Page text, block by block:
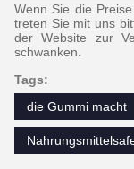
Wenn Sie die
treten Sie mit uns
der Website zur
schwanken.
Tags:
die Gummi macht